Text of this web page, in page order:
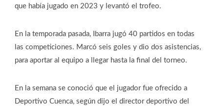
que había jugado en 2023 y levantó el trofeo.
En la temporada pasada, Ibarra jugó 40 partidos en todas
las competiciones. Marcó seis goles y dio dos asistencias,
para aportar al equipo a llegar hasta la final del torneo.
En la semana se conoció que el jugador fue ofrecido a
Deportivo Cuenca, según dijo el director deportivo del